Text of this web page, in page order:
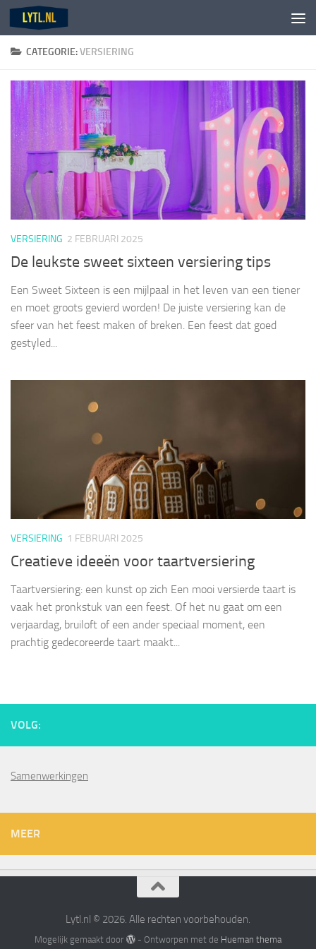
Doorgaan naar inhoud
CATEGORIE:VERSIERING
VERSIERING 2 FEBRUARI 2025
De leukste sweet sixteen versiering tips
Een Sweet Sixteen is een mijlpaal in het leven van een tiener
en moet groots gevierd worden! De juiste versiering kan de
sfeer van het feest maken of breken. Een feest dat goed
gestyled...
VERSIERING 1 FEBRUARI 2025
Creatieve ideeën voor taartversiering
Taartversiering: een kunst op zich Een mooi versierde taart is
vaak het pronkstuk van een feest. Of het nu gaat om een
verjaardag, bruiloft of een ander speciaal moment, een
prachtig gedecoreerde taart maakt...
VOLG:
Samenwerkingen
MEER
Lytl.nl © 2026. Alle rechten voorbehouden.
Mogelijk gemaakt door - Ontworpen met de Hueman thema